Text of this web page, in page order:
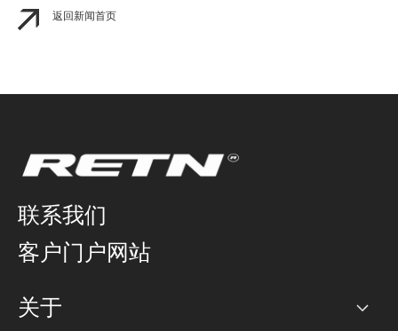
返回新闻首页
联系我们
客户门户网站
关于